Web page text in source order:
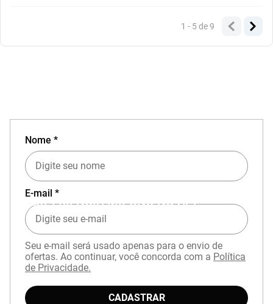
1 - 5de9
EXPERIÊNCIA MIZUNO NO APP
Nome *
E-mail *
Seu e-mail será usado apenas para o envio de
ofertas. Ao continuar, você concorda com a Política
de Privacidade.
CADASTRAR